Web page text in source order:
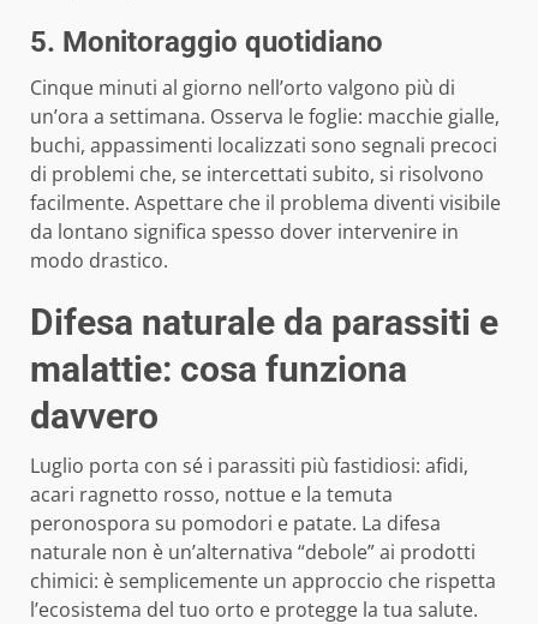
5. Monitoraggio quotidiano
Cinque minuti al giorno nell’orto valgono più di
un’ora a settimana. Osserva le foglie: macchie gialle,
buchi, appassimenti localizzati sono segnali precoci
di problemi che, se intercettati subito, si risolvono
facilmente. Aspettare che il problema diventi visibile
da lontano significa spesso dover intervenire in
modo drastico.
Difesa naturale da parassiti e
malattie: cosa funziona
davvero
Luglio porta con sé i parassiti più fastidiosi: afidi,
acari ragnetto rosso, nottue e la temuta
peronospora su pomodori e patate. La difesa
naturale non è un’alternativa “debole” ai prodotti
chimici: è semplicemente un approccio che rispetta
l’ecosistema del tuo orto e protegge la tua salute.